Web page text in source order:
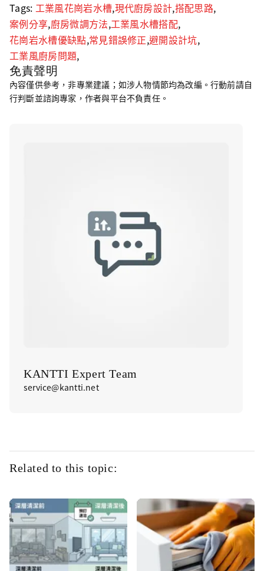
Tags: 工業風花崗岩水槽,現代廚房設計,搭配思路,
案例分享,廚房微調方法,工業風水槽搭配,
花崗岩水槽優缺點,常見錯誤修正,避開設計坑,
工業風廚房問題,
免責聲明
內容僅供參考，非專業建議；如涉人物情節均為改編。行動前請自
行判斷並諮詢專家，作者與平台不負責任。
KANTTI Expert Team
service@kantti.net
Related to this topic: